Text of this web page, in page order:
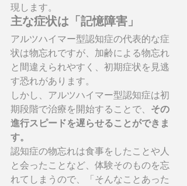
現します。
主な症状は「記憶障害」
アルツハイマー型認知症の代表的な症
状は物忘れですが、加齢による物忘れ
と間違えられやすく、初期症状を見逃
す恐れがあります。
しかし、アルツハイマー型認知症は初
期段階で治療を開始することで、 その
進行スピードを遅らせることができま
す。
認知症の物忘れは食事をしたことや人
と会ったことなど、体験そのものを忘
れてしまうので、「そんなことあった